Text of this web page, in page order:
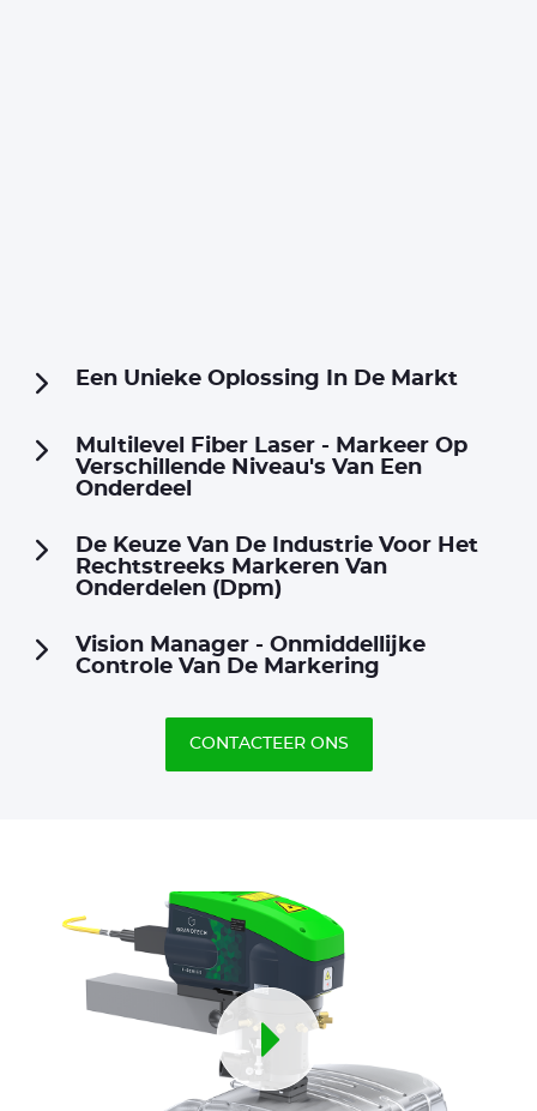
Een Unieke Oplossing In De Markt
Multilevel Fiber Laser - Markeer Op
Verschillende Niveau's Van Een
Onderdeel
De Keuze Van De Industrie Voor Het
Rechtstreeks Markeren Van
Onderdelen (Dpm)
Vision Manager - Onmiddellijke
Controle Van De Markering
CONTACTEER ONS